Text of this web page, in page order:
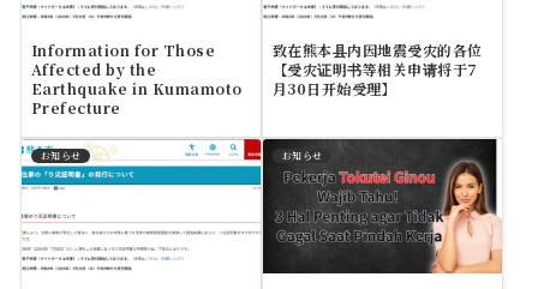
Information for Those
Affected by the
Earthquake in Kumamoto
Prefecture
致在熊本县内因地震受灾的各位
【受灾证明书等相关申请将于7
月30日开始受理】
お知らせ お知らせ